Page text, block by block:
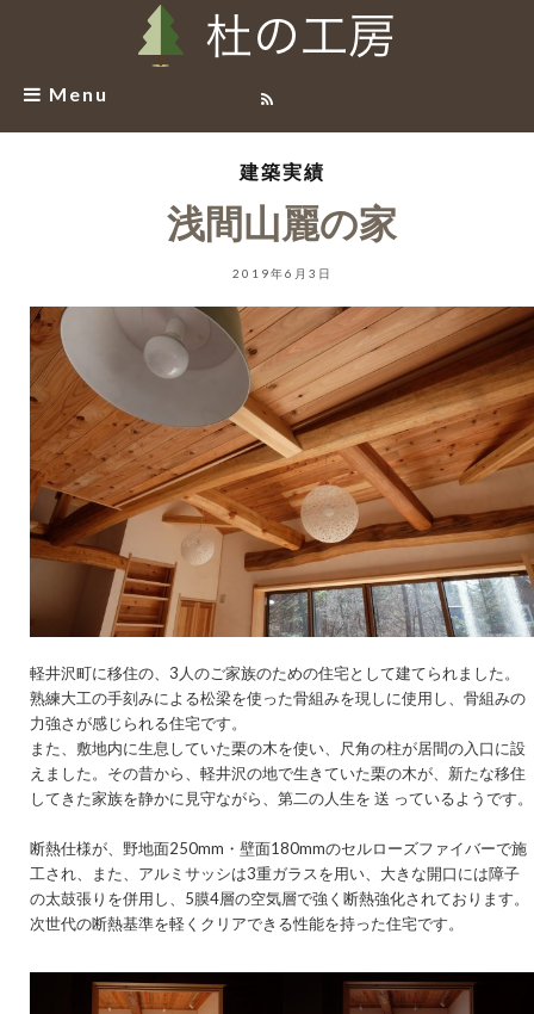
Menu
建築実績
浅間山麗の家
2019年6月3日
軽井沢町に移住の、3人のご家族のための住宅として建てられました。
熟練大工の手刻みによる松梁を使った骨組みを現しに使用し、骨組みの
力強さが感じられる住宅です。
また、敷地内に生息していた栗の木を使い、尺角の柱が居間の入口に設
えました。その昔から、軽井沢の地で生きていた栗の木が、新たな移住
してきた家族を静かに見守ながら、第二の人生を 送 っているようです。
断熱仕様が、野地面250mm・壁面180mmのセルローズファイバーで施
工され、また、アルミサッシは3重ガラスを用い、大きな開口には障子
の太鼓張りを併用し、5膜4層の空気層で強く断熱強化されております。
次世代の断熱基準を軽くクリアできる性能を持った住宅です。